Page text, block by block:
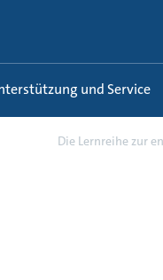
und Service
Die Lernreihe zur